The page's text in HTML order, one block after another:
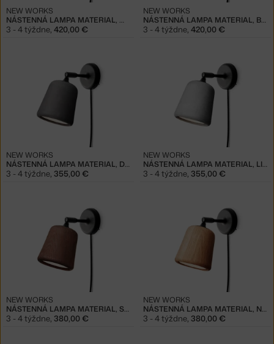
NÁSTENNÁ LAMPA MATERIAL, WHITE MARBLE
NEW WORKS
3 - 4 týždne 420,00 €
NÁSTENNÁ LAMPA MATERIAL, BLACK MARBLE
NEW WORKS
3 - 4 týždne 420,00 €
NÁSTENNÁ LAMPA MATERIAL, DARK CONCRETE
NEW WORKS
3 - 4 týždne, 355,00 €
NÁSTENNÁ LAMPA MATERIAL, LIGHT GREY CONCRETE
NEW WORKS
3 - 4 týždne, 355,00 €
NÁSTENNÁ LAMPA MATERIAL, SMOKED OAK
NEW WORKS
3 - 4 týždne, 380,00 €
NÁSTENNÁ LAMPA MATERIAL, NATURAL OAK
NEW WORKS
3 - 4 týždne, 380,00 €